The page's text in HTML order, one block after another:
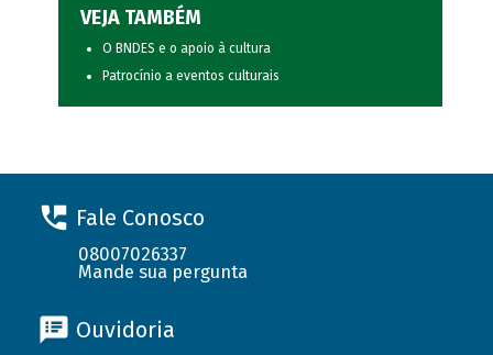
VEJA TAMBÉM
O BNDES e o apoio à cultura
Patrocínio a eventos culturais
Fale Conosco
08007026337
Mande sua pergunta
Ouvidoria